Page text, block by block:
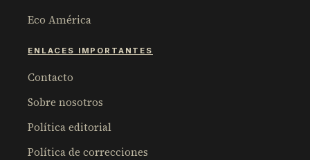
Eco América
ENLACES IMPORTANTES
Contacto
Sobre nosotros
Política editorial
Política de correcciones